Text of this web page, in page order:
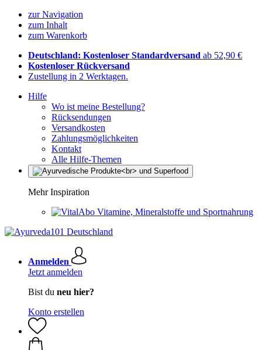
zur Navigation
zum Inhalt
zum Warenkorb
Deutschland: Kostenloser Standardversand ab 52,90 €
Kostenloser Rückversand
Zustellung in 2 Werktagen.
Hilfe
Wo ist meine Bestellung?
Rücksendungen
Versandkosten
Zahlungsmöglichkeiten
Kontakt
Alle Hilfe-Themen
Mehr Inspiration
Vitamine, Mineralstoffe und Sportnahrung
Anmelden
Jetzt anmelden
Bist du neu hier?
Konto erstellen